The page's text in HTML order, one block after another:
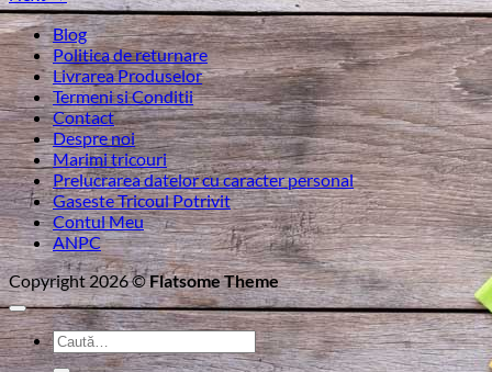
Blog
Politica de returnare
Livrarea Produselor
Termeni si Conditii
Contact
Despre noi
Marimi tricouri
Prelucrarea datelor cu caracter personal
Gaseste Tricoul Potrivit
Contul Meu
ANPC
Copyright 2026 ©Flatsome Theme
Caută
după: